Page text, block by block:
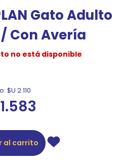
Gato Adulto
Con Avería
no está disponible
$U 2.110
al carrito